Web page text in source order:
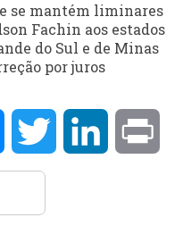
se mantém liminares
Fachin aos estados
do Sul e de Minas
por juros
MessengerTwitter LinkedIn